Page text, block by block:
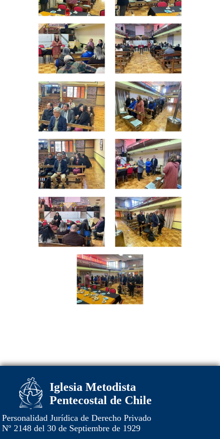
Iglesia Metodista
Pentecostal de Chile
Personalidad Jurídica de Derecho Privado
Nº 2148 del 30 de Septiembre de 1929